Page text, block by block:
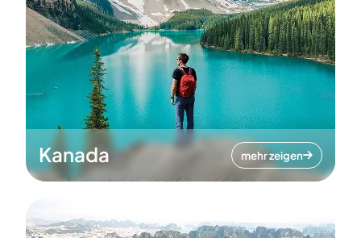
Kanada mehr zeigen